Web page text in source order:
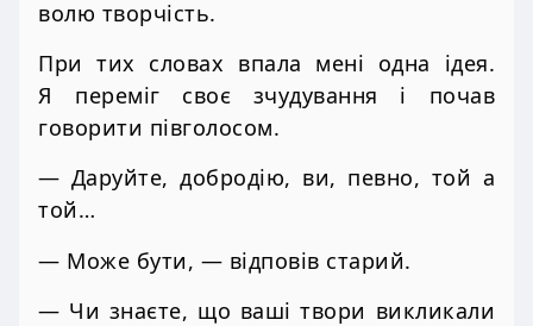
волю творчість.
При тих словах впала мені одна ідея.
Я переміг своє зчудування і почав
говорити півголосом.
— Даруйте, добродію, ви, певно, той а
той…
— Може бути, — відповів старий.
— Чи знаєте, що ваші твори викликали